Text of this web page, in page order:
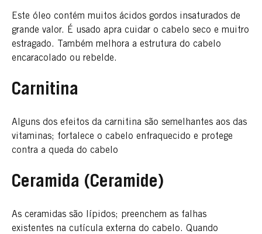
Este óleo contém muitos ácidos gordos insaturados de
grande valor. É usado apra cuidar o cabelo seco e muitro
estragado. Também melhora a estrutura do cabelo
encaracolado ou rebelde.
Carnitina
Alguns dos efeitos da carnitina são semelhantes aos das
vitaminas; fortalece o cabelo enfraquecido e protege
contra a queda do cabelo
Ceramida (Ceramide)
As ceramidas são lípidos; preenchem as falhas
existentes na cutícula externa do cabelo. Quando